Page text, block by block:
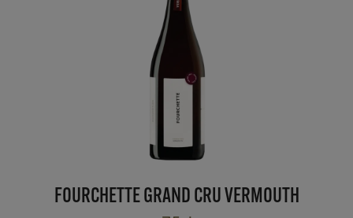
FOURCHETTE GRAND CRU VERMOUTH